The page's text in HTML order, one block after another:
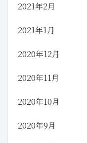
2021年2月
2021年1月
2020年12月
2020年11月
2020年10月
2020年9月